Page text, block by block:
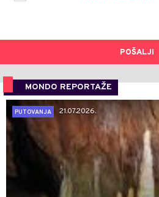
POŠALJI
MONDO REPORTAŽE
PUTOVANJA
21.07.2026.